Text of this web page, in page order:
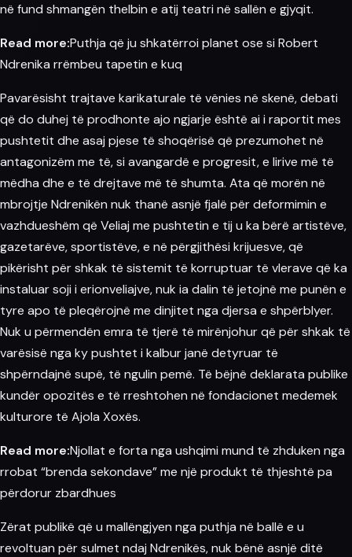
në fund shmangën thelbin e atij teatri në sallën e gjyqit.
Read more:Puthja që ju shkatërroi planet ose si Robert
Ndrenika rrëmbeu tapetin e kuq
Pavarësisht trajtave karikaturale të vënies në skenë, debati
që do duhej të prodhonte ajo ngjarje është ai i raportit mes
pushtetit dhe asaj pjese të shoqërisë që prezumohet në
antagonizëm me të, si avangardë e progresit, e lirive më të
mëdha dhe e të drejtave më të shumta. Ata që morën në
mbrojtje Ndrenikën nuk thanë asnjë fjalë për deformimin e
vazhdueshëm që Veliaj me pushtetin e tij u ka bërë artistëve,
gazetarëve, sportistëve, e në përgjithësi krijuesve, që
pikërisht për shkak të sistemit të korruptuar të vlerave që ka
instaluar soji i erionveliajve, nuk ia dalin të jetojnë me punën e
tyre apo të pleqërojnë me dinjitet nga djersa e shpërblyer.
Nuk u përmendën emra të tjerë të mirënjohur që për shkak të
varësisë nga ky pushtet i kalbur janë detyruar të
shpërndajnë supë, të ngulin pemë. Të bëjnë deklarata publike
kundër opozitës e të rreshtohen në fondacionet medemek
kulturore të Ajola Xoxës.
Read more:Njollat e forta nga ushqimi mund të zhduken nga
rrobat “brenda sekondave” me një produkt të thjeshtë pa
përdorur zbardhues
Zërat publikë që u mallëngjyen nga puthja në ballë e u
revoltuan për sulmet ndaj Ndrenikës, nuk bënë asnjë ditë